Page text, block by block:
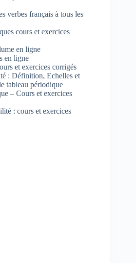
verbes français à tous les
cours et exercices
en ligne
en ligne
et exercices corrigés
: Définition, Echelles et
tableau périodique
– Cours et exercices
: cours et exercices